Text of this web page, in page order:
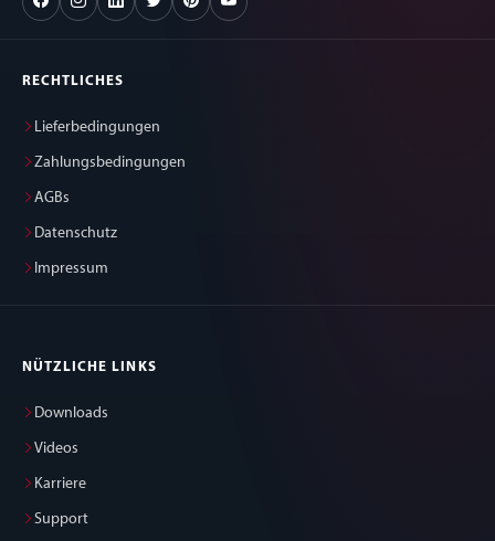
RECHTLICHES
Lieferbedingungen
Zahlungsbedingungen
AGBs
Datenschutz
Impressum
NÜTZLICHE LINKS
Downloads
Videos
Karriere
Support